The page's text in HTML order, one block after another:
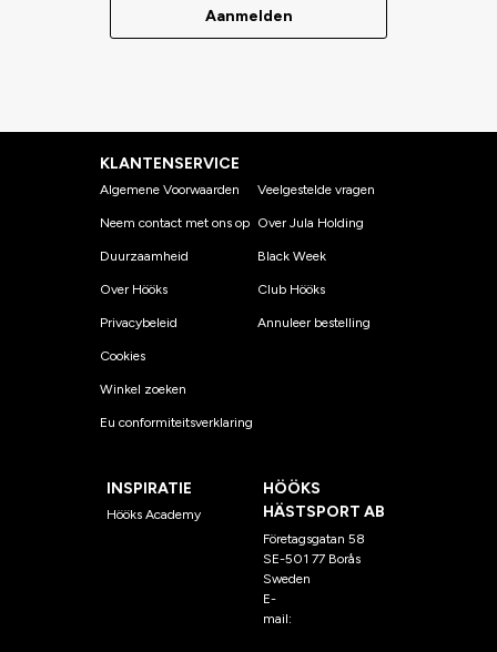
Aanmelden
KLANTENSERVICE
Algemene Voorwaarden
Neem contact met ons op
Duurzaamheid
Over Hööks
Privacybeleid
Cookies
Winkel zoeken
Eu conformiteitsverklaring
Veelgestelde vragen
Over Jula Holding
Black Week
Club Hööks
Annuleer bestelling
INSPIRATIE
Hööks Academy
HÖÖKS
HÄSTSPORT AB
Företagsgatan 58
SE-501 77 Borås
Sweden
E-
mail: